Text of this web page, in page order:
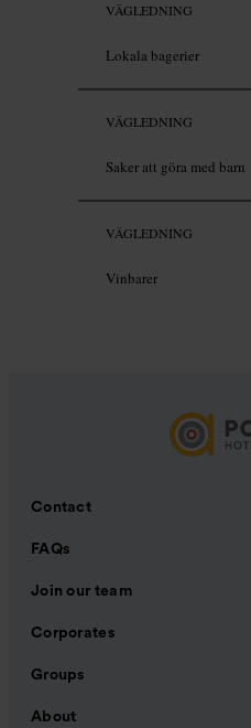
VÄGLEDNING
Lokala bagerier
VÄGLEDNING
Saker att göra med barn
VÄGLEDNING
Vinbarer
Contact
FAQs
Join our team
Corporates
Groups
About